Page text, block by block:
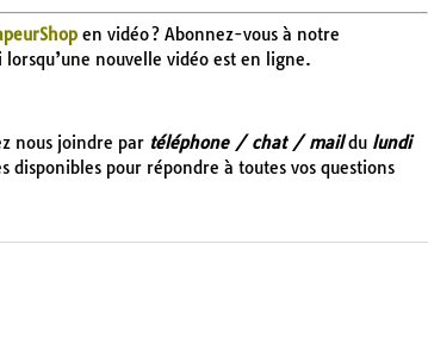
en vidéo ? Abonnez-vous à notre
nouvelle vidéo est en ligne.
nous joindre par téléphone / chat / maildu lundi
disponibles pour répondre à toutes vos questions